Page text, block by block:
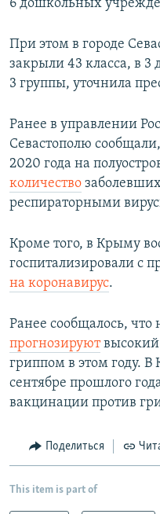
6 дошкольных
При этом в городе
закрыли 43 класса, в
3 группы, уточнила
Ранее в управлении
Севастополю
2020 года на
количество
респираторными
Кроме того, в Крыму
госпитализировали с
на коронавирус.
Ранее сообщалось, что
прогнозируютвысокий
гриппом в этом году. В
сентябре прошлого
вакцинации против
Поделиться
This item is part of